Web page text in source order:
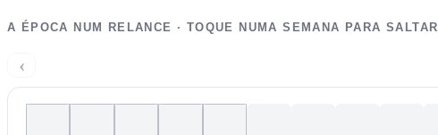
A ÉPOCA NUM RELANCE · TOQUE NUMA SEMANA PARA SALTAR
‹